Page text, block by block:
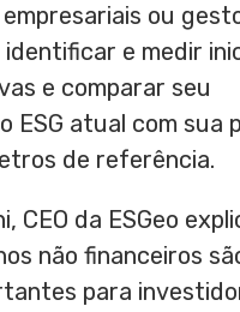
ou
e medir
e comparar seu
ESG atual com sua
de referência.
, CEO da ESGeo
não financeiros
para